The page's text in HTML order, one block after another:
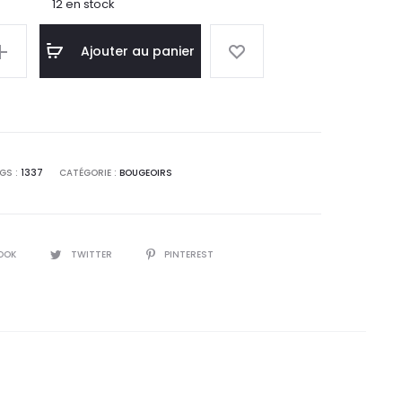
12 en stock
Ajouter au panier
: 1337 CATÉGORIE : BOUGEOIRS
TWITTER PINTEREST